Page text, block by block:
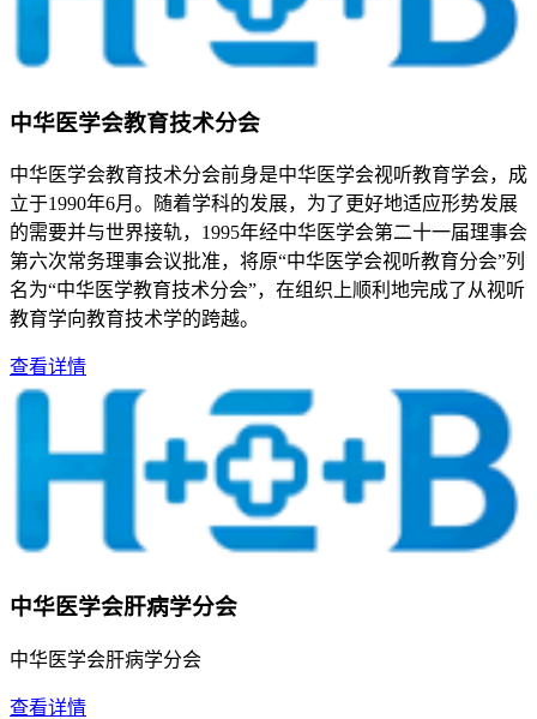
中华医学会教育技术分会
中华医学会教育技术分会前身是中华医学会视听教育学会，成
立于1990年6月。随着学科的发展，为了更好地适应形势发展
的需要并与世界接轨，1995年经中华医学会第二十一届理事会
第六次常务理事会议批准，将原“中华医学会视听教育分会”列
名为“中华医学教育技术分会”，在组织上顺利地完成了从视听
教育学向教育技术学的跨越。
查看详情
中华医学会肝病学分会
中华医学会肝病学分会
查看详情